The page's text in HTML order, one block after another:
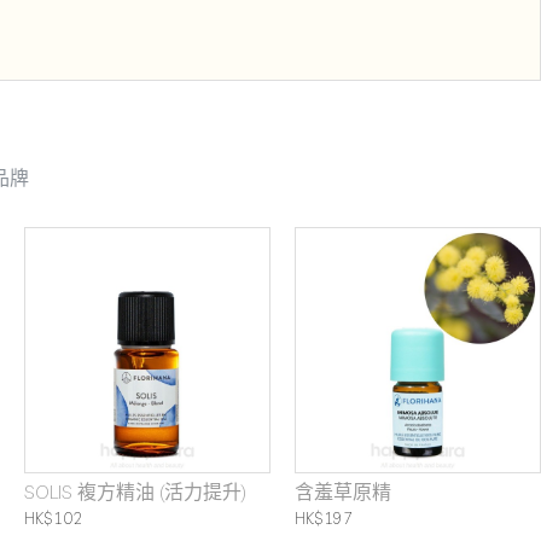
牌
SOLIS 複方精油 (活力提升)
HK$102
含羞草原精
HK$197